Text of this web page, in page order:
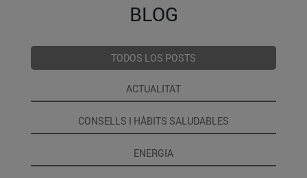
BLOG
TODOS LOS POSTS
ACTUALITAT
CONSELLS I HÀBITS SALUDABLES
ENERGIA